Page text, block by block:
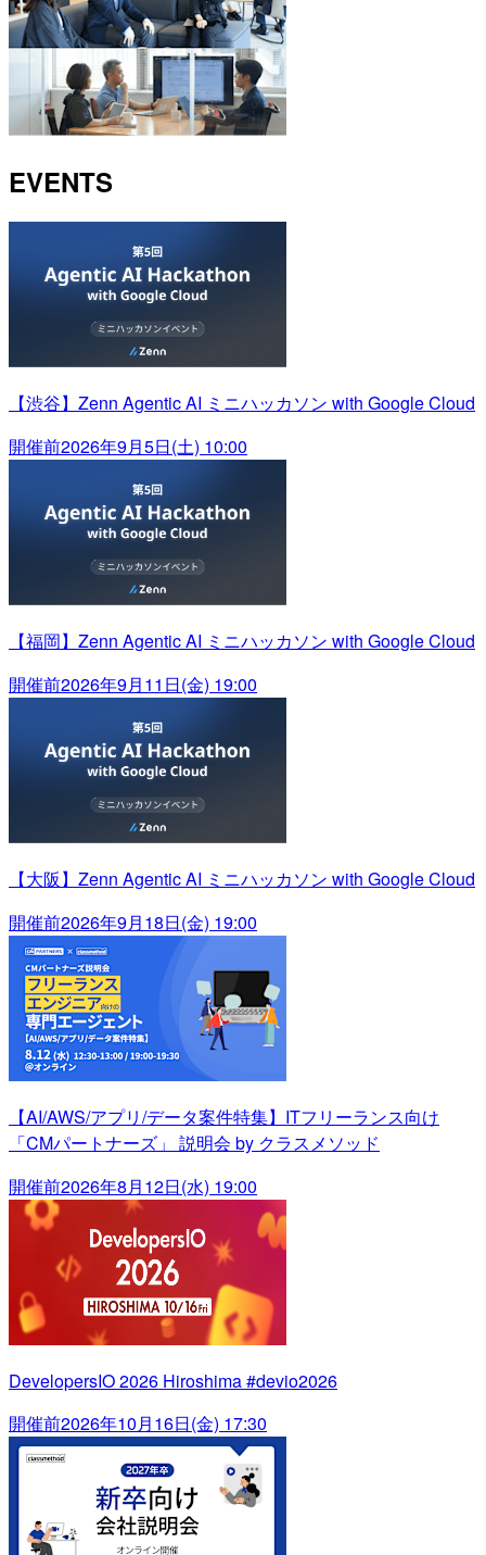
EVENTS
【渋谷】Zenn Agentic AI ミニハッカソン with Google Cloud
開催前2026年9月5日(土) 10:00
【福岡】Zenn Agentic AI ミニハッカソン with Google Cloud
開催前2026年9月11日(金) 19:00
【大阪】Zenn Agentic AI ミニハッカソン with Google Cloud
開催前2026年9月18日(金) 19:00
【AI/AWS/アプリ/データ案件特集】ITフリーランス向け
「CMパートナーズ」 説明会 by クラスメソッド
開催前2026年8月12日(水) 19:00
DevelopersIO 2026 Hiroshima #devio2026
開催前2026年10月16日(金) 17:30